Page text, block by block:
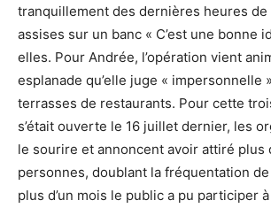
tranquillement des dernières heures de
assises sur un banc « C’est une bonne
elles. Pour Andrée, l’opération vient
esplanade qu’elle juge « impersonnelle
terrasses de restaurants. Pour cette
s’était ouverte le 16 juillet dernier, les
le sourire et annoncent avoir attiré plus
personnes, doublant la fréquentation
plus d’un mois le public a pu participer